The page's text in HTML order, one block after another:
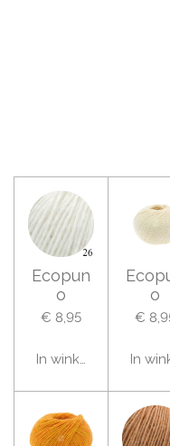
Ecopun
o
€ 8,95
In winkelwagen
o
€
In